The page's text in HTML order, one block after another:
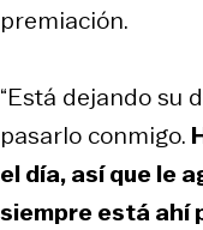
premiación.
“Está dejando su
pasarlo conmigo.
el día, así que le
siempre está ahí